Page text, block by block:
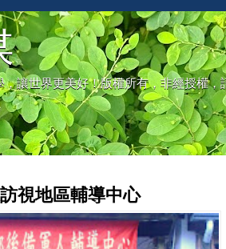
讓世界更美好！版權所有，非經授權，
視地區輔導中心